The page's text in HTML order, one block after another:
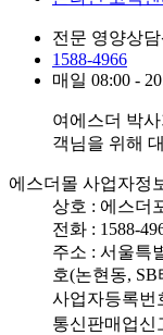
전문 영양상담
1588-4966
매일 08:00 -
여에스더 박
객님을 위해
에스더몰 사업자정
상호 : 에스더
전화 : 1588-
주소 : 서울특
호(논현동, SB
사업자등록번
통신판매업신